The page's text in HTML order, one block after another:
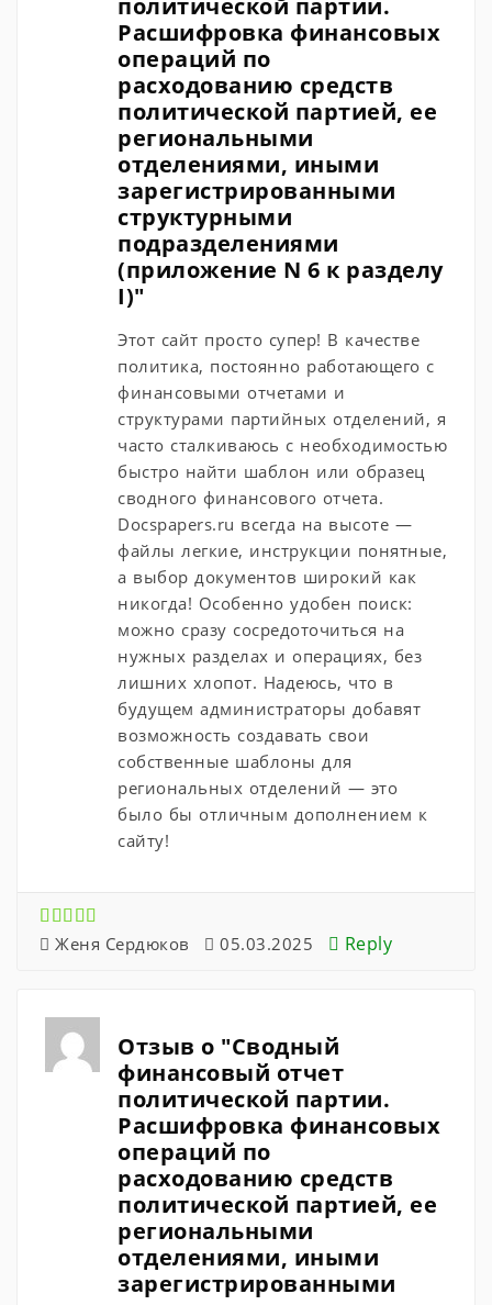
политической партии.
Расшифровка финансовых
операций по
расходованию средств
политической партией, ее
региональными
отделениями, иными
зарегистрированными
структурными
подразделениями
(приложение N 6 к разделу
I)"
Этот сайт просто супер! В качестве
политика, постоянно работающего с
финансовыми отчетами и
структурами партийных отделений, я
часто сталкиваюсь с необходимостью
быстро найти шаблон или образец
сводного финансового отчета.
Docspapers.ru всегда на высоте —
файлы легкие, инструкции понятные,
а выбор документов широкий как
никогда! Особенно удобен поиск:
можно сразу сосредоточиться на
нужных разделах и операциях, без
лишних хлопот. Надеюсь, что в
будущем администраторы добавят
возможность создавать свои
собственные шаблоны для
региональных отделений — это
было бы отличным дополнением к
сайту!
Женя Сердюков 05.03.2025 Reply
Отзыв о "Сводный
финансовый отчет
политической партии.
Расшифровка финансовых
операций по
расходованию средств
политической партией, ее
региональными
отделениями, иными
зарегистрированными